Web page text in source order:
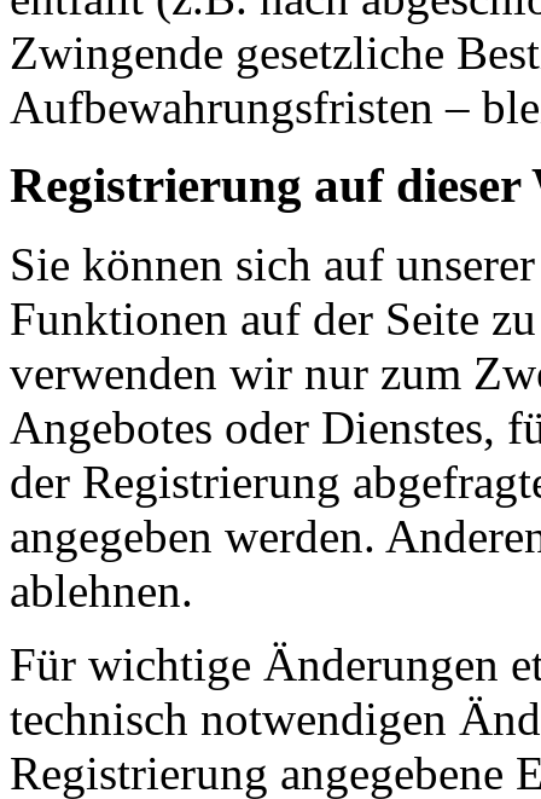
Zwingende gesetzliche
Aufbewahrungsfristen –
Registrierung auf dieser
Sie können sich auf
Funktionen auf der Seite
verwenden wir nur zum
Angebotes oder Dienstes,
der Registrierung
angegeben werden.
ablehnen.
Für wichtige Änderungen
technisch notwendigen
Registrierung angegebene